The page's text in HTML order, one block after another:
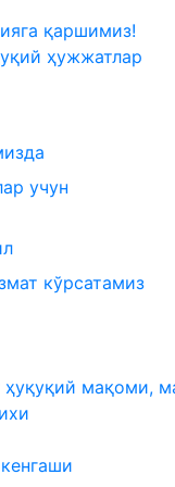
қаршимиз!
ҳужжатлар
учун
кўрсатамиз
мақоми,